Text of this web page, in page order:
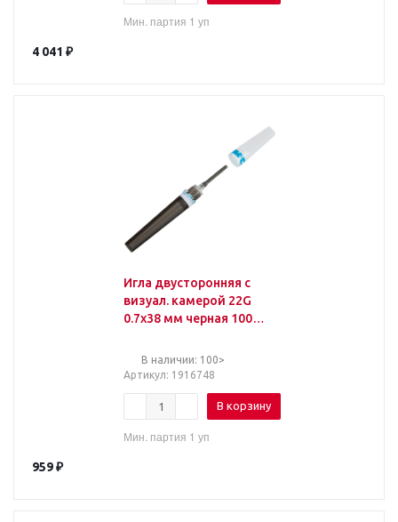
Мин. партия 1 уп
4 041 ₽
Игла двусторонняя с
визуал. камерой 22G
0.7х38 мм черная 100
В наличии: 100>
Артикул: 1916748
В корзину
Мин. партия 1 уп
959₽